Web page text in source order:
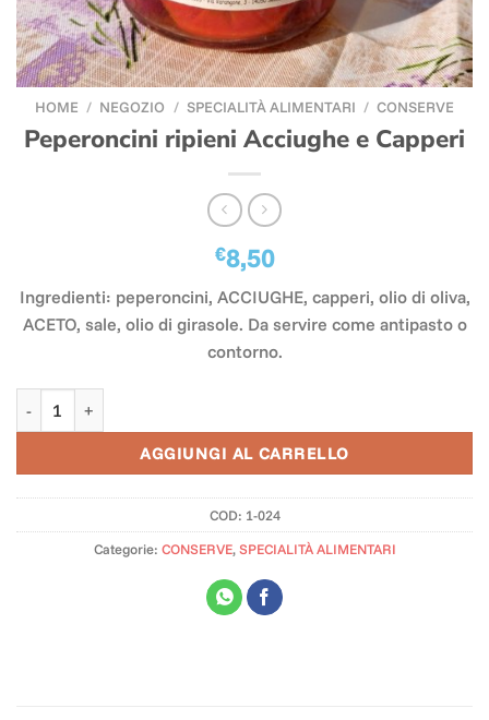
HOME / NEGOZIO / SPECIALITÀ ALIMENTARI / CONSERVE
Peperoncini ripieni Acciughe e Capperi
€8,50
Ingredienti: peperoncini, ACCIUGHE, capperi, olio di oliva,
ACETO, sale, olio di girasole. Da servire come antipasto o
contorno.
AGGIUNGI AL CARRELLO
COD: 1-024
Categorie: CONSERVE,SPECIALITÀ ALIMENTARI